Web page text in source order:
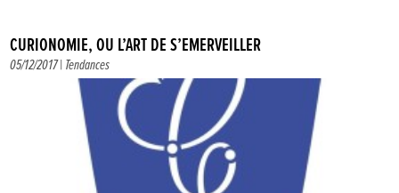
CURIONOMIE, OU L’ART DE S’ÉMERVEILLER
05/12/2017 |Tendances